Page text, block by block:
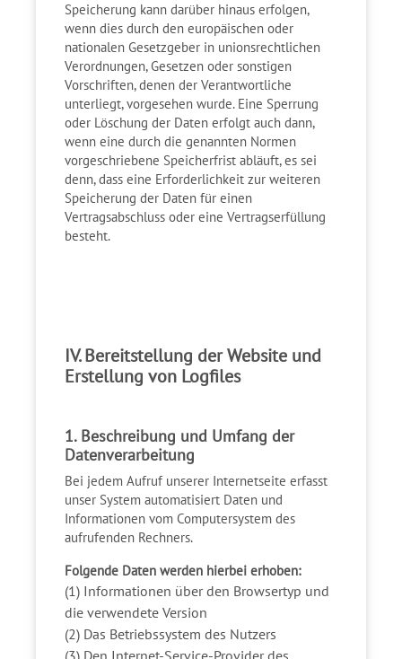
Speicherung kann darüber hinaus erfolgen,
wenn dies durch den europäischen oder
nationalen Gesetzgeber in unionsrechtlichen
Verordnungen, Gesetzen oder sonstigen
Vorschriften, denen der Verantwortliche
unterliegt, vorgesehen wurde. Eine Sperrung
oder Löschung der Daten erfolgt auch dann,
wenn eine durch die genannten Normen
vorgeschriebene Speicherfrist abläuft, es sei
denn, dass eine Erforderlichkeit zur weiteren
Speicherung der Daten für einen
Vertragsabschluss oder eine Vertragserfüllung
besteht.
IV. Bereitstellung der Website und
Erstellung von Logfiles
1. Beschreibung und Umfang der
Datenverarbeitung
Bei jedem Aufruf unserer Internetseite erfasst
unser System automatisiert Daten und
Informationen vom Computersystem des
aufrufenden Rechners.
Folgende Daten werden hierbei erhoben:
(1) Informationen über den Browsertyp und
die verwendete Version
(2) Das Betriebssystem des Nutzers
(3) Den Internet-Service-Provider des